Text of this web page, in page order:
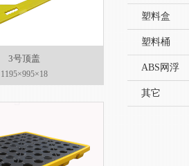
3号顶盖
1195×995×18
塑料盒
塑料桶
ABS网浮
其它